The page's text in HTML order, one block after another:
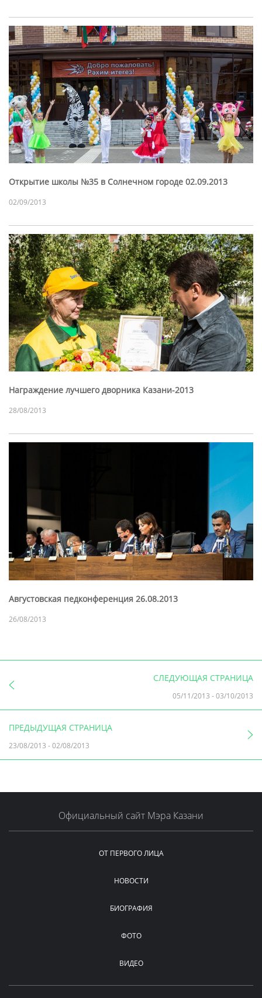
Открытие школы №35 в Солнечном городе 02.09.2013
02/09/2013
Награждение лучшего дворника Казани-2013
28/08/2013
Августовская педконференция 26.08.2013
26/08/2013
СЛЕДУЮЩАЯ СТРАНИЦА
05/11/2013 -03/10/2013
ПРЕДЫДУЩАЯ СТРАНИЦА
23/08/2013 -02/08/2013
Официальный сайт Мэра Казани
ОТ ПЕРВОГО ЛИЦА
НОВОСТИ
БИОГРАФИЯ
ФОТО
ВИДЕО